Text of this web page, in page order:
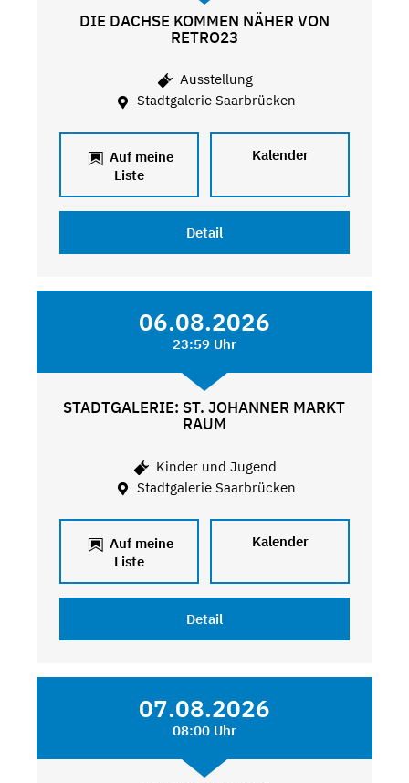
DIE DACHSE KOMMEN NÄHER VON
RETRO23
Ausstellung
Stadtgalerie Saarbrücken
Auf meine
Liste
Kalender
Detail
06.08.2026
23:59 Uhr
STADTGALERIE: ST. JOHANNER MARKT
RAUM
Kinder und Jugend
Stadtgalerie Saarbrücken
Auf meine
Liste
Kalender
Detail
07.08.2026
08:00 Uhr